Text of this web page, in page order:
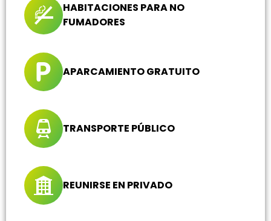
HABITACIONES PARA NO
FUMADORES
APARCAMIENTO GRATUITO
TRANSPORTE PÚBLICO
REUNIRSE EN PRIVADO